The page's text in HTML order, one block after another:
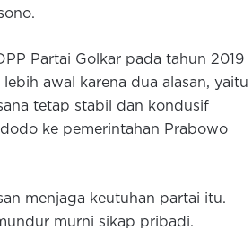
Partai Golkar pada tahun 2019
awal karena dua alasan, yaitu
tetap stabil dan kondusif
ke pemerintahan Prabowo
menjaga keutuhan partai itu.
murni sikap pribadi.